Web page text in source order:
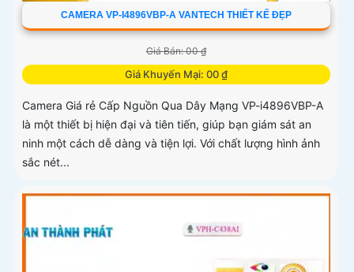
CAMERA VP-I4896VBP-A VANTECH THIẾT KẾ ĐẸP
Giá Bán: 00 ₫
Giá Khuyến Mại: 00 ₫
Camera Giá rẻ Cấp Nguồn Qua Dây Mạng VP-i4896VBP-A
là một thiết bị hiện đại và tiên tiến, giúp bạn giám sát an
ninh một cách dễ dàng và tiện lợi. Với chất lượng hình ảnh
sắc nét...